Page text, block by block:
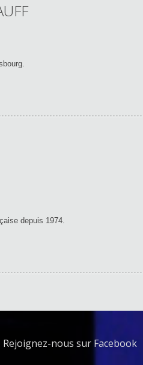
depuis 1974.
Rejoignez-nous sur Facebook